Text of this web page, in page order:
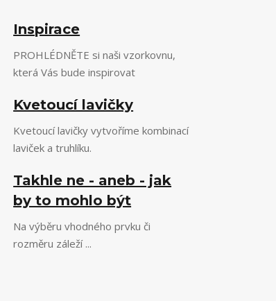
Inspirace
PROHLÉDNĚTE si naši vzorkovnu,
která Vás bude inspirovat
Kvetoucí lavičky
Kvetoucí lavičky vytvoříme kombinací
laviček a truhlíku.
Takhle ne - aneb - jak
by to mohlo být
Na výběru vhodného prvku či
rozměru záleží ...